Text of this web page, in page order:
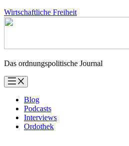
Zum
Inhalt
Wirtschaftliche Freiheit
Das ordnungspolitische Journal
Blog
Podcasts
Interviews
Ordothek